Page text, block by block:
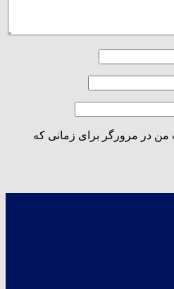
من در مرورگر برای زمانی که